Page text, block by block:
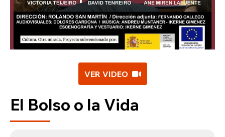
VER VIDEO
El Bolso o la Vida